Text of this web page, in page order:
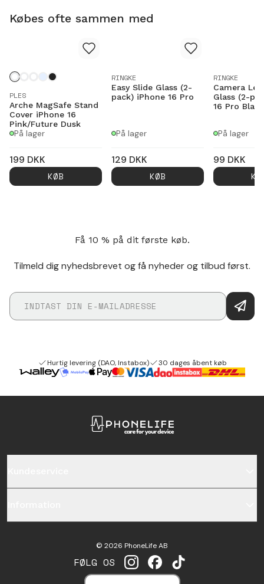
Købes ofte sammen med
PLES
Arche MagSafe Stand
Cover iPhone 16
Pink/Future Dusk
På lager
199 DKK
KØB
RINGKE
Easy Slide Glass (2-
pack) iPhone 16 Pro
På lager
129 DKK
KØB
RINGKE
Camera
Glass (2-
16 Pro Black
På lager
99 DKK
Få 10 % på dit første køb.
Tilmeld dig nyhedsbrevet og få nyheder og tilbud først.
Hurtig levering (DAO, Instabox) 30 dages åbent køb
FØLG OS INSTAGRAM
FACEBOOKTIKTOK
© 2026 PhoneLife AB